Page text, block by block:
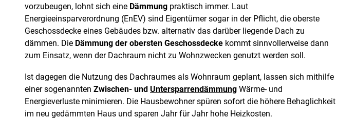
vorzubeugen, lohnt sich eine Dämmung praktisch immer. Laut
Energieeinsparverordnung (EnEV) sind Eigentümer sogar in der Pflicht, die oberste
Geschossdecke eines Gebäudes bzw. alternativ das darüber liegende Dach zu
dämmen. Die Dämmung der obersten Geschossdecke kommt sinnvollerweise dann
zum Einsatz, wenn der Dachraum nicht zu Wohnzwecken genutzt werden soll.
Ist dagegen die Nutzung des Dachraumes als Wohnraum geplant, lassen sich mithilfe
einer sogenannten Zwischen- und Untersparrendämmung Wärme- und
Energieverluste minimieren. Die Hausbewohner spüren sofort die höhere Behaglichkeit
im neu gedämmten Haus und sparen Jahr für Jahr hohe Heizkosten.